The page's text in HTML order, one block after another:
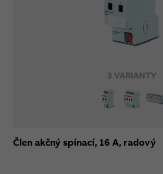
3 VARIANTY
Člen akčný spínací, 16 A, radový